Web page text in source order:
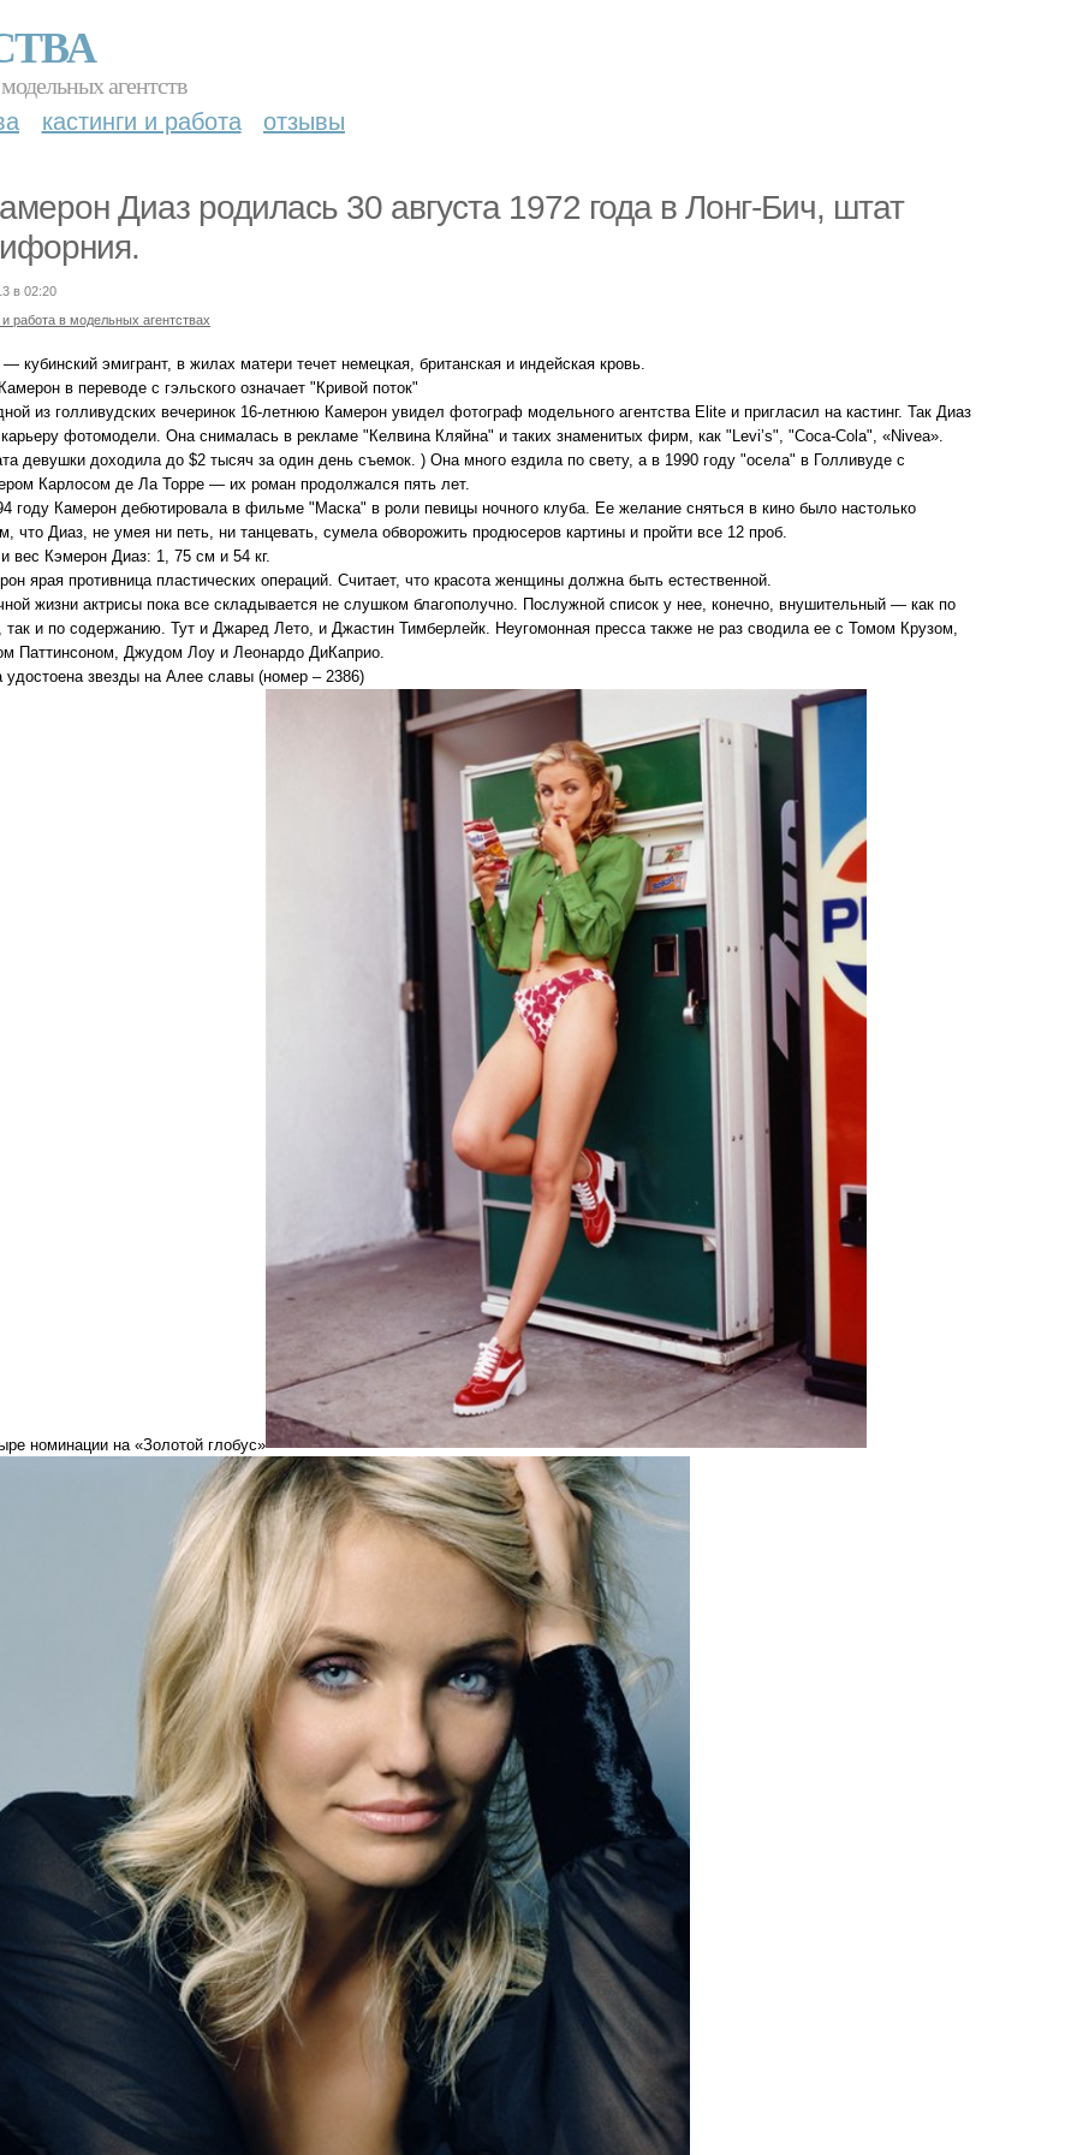
агентств
кастинги и работа отзывы
Диаз родилась 30 августа 1972 года в Лонг-Бич, штат
в 02:20
и работа в модельных агентствах
кубинский эмигрант, в жилах матери течет немецкая, британская и индейская кровь.
в переводе с гэльского означает "Кривой поток"
из голливудских вечеринок 16-летнюю Камерон увидел фотограф модельного агентства Elite и пригласил на кастинг. Так Диаз
фотомодели. Она снималась в рекламе "Келвина Кляйна" и таких знаменитых фирм, как "Levi’s", "Coca-Cola", «Nivea».
девушки доходила до $2 тысяч за один день съемок. ) Она много ездила по свету, а в 1990 году "осела" в Голливуде с
Карлосом де Ла Торре — их роман продолжался пять лет.
году Камерон дебютировала в фильме "Маска" в роли певицы ночного клуба. Ее желание сняться в кино было настолько
что Диаз, не умея ни петь, ни танцевать, сумела обворожить продюсеров картины и пройти все 12 проб.
вес Кэмерон Диаз: 1, 75 см и 54 кг.
ярая противница пластических операций. Считает, что красота женщины должна быть естественной.
жизни актрисы пока все складывается не слушком благополучно. Послужной список у нее, конечно, внушительный — как по
так и по содержанию. Тут и Джаред Лето, и Джастин Тимберлейк. Неугомонная пресса также не раз сводила ее с Томом Крузом,
Паттинсоном, Джудом Лоу и Леонардо ДиКаприо.
звезды на Алее славы (номер – 2386)
номинации на «Золотой глобус»